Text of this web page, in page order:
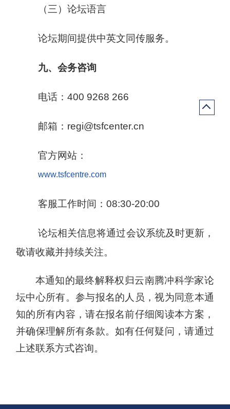
（三）论坛语言
论坛期间提供中英文同传服务。
九、会务咨询
电话：400 9268 266
邮箱：regi@tsfcenter.cn
官方网站：
www.tsfcentre.com
客服工作时间：08:30-20:00
论坛相关信息将通过会议系统及时更新，
敬请收藏并持续关注。
本通知的最终解释权归云南腾冲科学家论
坛中心所有。参与报名的人员，视为同意本通
知的所有内容，请在报名前仔细阅读本方案，
并确保理解所有条款。如有任何疑问，请通过
上述联系方式咨询。